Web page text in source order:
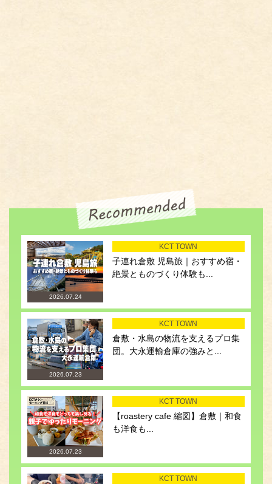
2026.07.24
KCT TOWN
子連れ倉敷 児島旅｜おすすめ宿・
絶景とものづくり体験も...
2026.07.23
KCT TOWN
倉敷・水島の物流を支えるプロ集
団。大永運輸倉庫の強みと...
2026.07.23
KCT TOWN
【roastery cafe 縮図】倉敷｜和食
も洋食も...
KCT TOWN